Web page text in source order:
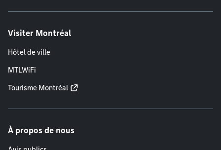
Visiter Montréal
Hôtel de ville
MTLWiFi
Tourisme Montréal
À propos de nous